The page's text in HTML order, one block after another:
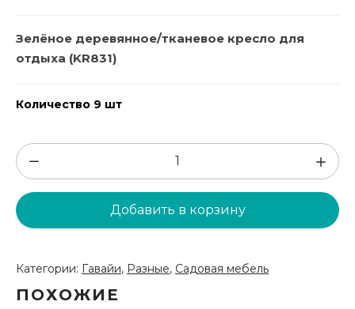
Зелёное деревянное/тканевое кресло для
отдыха (KR831)
Количество 9 шт
Количество
товара
Зелёное
деревянное/
кресло
для
Добавить в корзину
Категории: Гавайи, Разные, Садовая мебель
ПОХОЖИЕ